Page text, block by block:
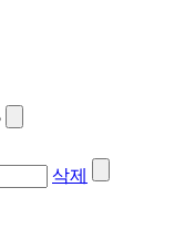
삭제